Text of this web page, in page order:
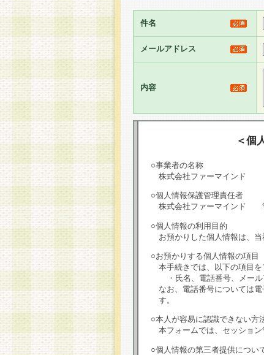
件名
メールアドレス
内容
＜個
○事業者の名称
株式会社ファーマインド
○個人情報保護管理責任者
株式会社ファーマインド
○個人情報の利用目的
お預かりした個人情報は、
○お預かりする個人情報の項目
本手続きでは、以下の項目を
・氏名、電話番号、メー
なお、電話番号については
す。
○本人が容易に認識できない方
本フォームでは、セッショ
○個人情報の第三者提供につい